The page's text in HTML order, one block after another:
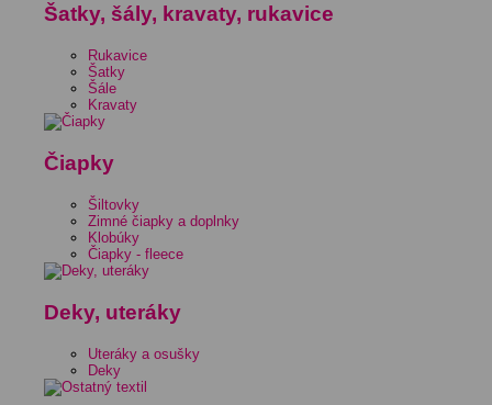
Šatky, šály, kravaty, rukavice
Rukavice
Šatky
Šále
Kravaty
Čiapky
Šiltovky
Zimné čiapky a doplnky
Klobúky
Čiapky - fleece
Deky, uteráky
Uteráky a osušky
Deky